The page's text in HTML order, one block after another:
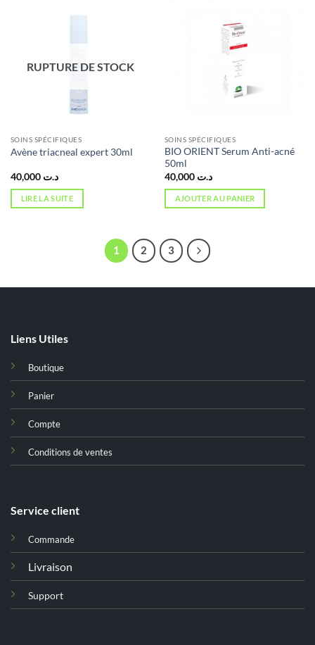
RUPTURE DE STOCK
SOINS SPÉCIFIQUES
Avène triacneal expert 30ml
د.ت 40,000
LIRE LA SUITE
SOINS SPÉCIFIQUES
BIO ORIENT Serum Anti-acné
50ml
د.ت 40,000
AJOUTER AU PANIER
1 2 3
Liens Utiles
Boutique
Panier
Compte
Conditions de ventes
Service client
Commande
Livraison
Support